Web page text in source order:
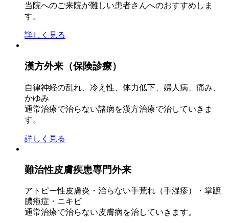
当院へのご来院が難しい患者さんへのおすすめしま
す。
詳しく見る
漢方外来（保険診療）
自律神経の乱れ、冷え性、体力低下、婦人病、痛み、
かゆみ
通常治療で治らない諸病を漢方治療で治していきま
す。
詳しく見る
難治性皮膚疾患専門外来
アトピー性皮膚炎・治らない手荒れ（手湿疹）・掌蹠
膿疱症・ニキビ
通常治療で治らない皮膚病を治していきます。